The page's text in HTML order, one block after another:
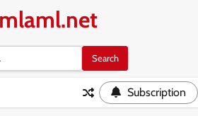
Subscription